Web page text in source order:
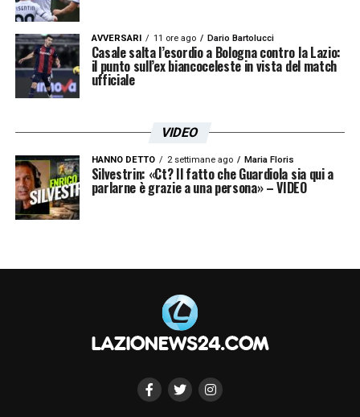
AVVERSARI 11 ore ago Dario Bartolucci
Casale salta l’esordio a Bologna contro la Lazio:
il punto sull’ex biancoceleste in vista del match
ufficiale
VIDEO
HANNO DETTO 2 settimane ago Maria Floris
Silvestrin: «Ct? Il fatto che Guardiola sia qui a
parlarne è grazie a una persona» – VIDEO